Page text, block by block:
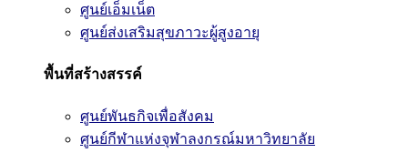
ศูนย์เอ็มเน็ต
ศูนย์ส่งเสริมสุขภาวะผู้สูงอายุ
พื้นที่สร้างสรรค์
ศูนย์พันธกิจเพื่อสังคม
ศูนย์กีฬาแห่งจุฬาลงกรณ์มหาวิทยาลัย